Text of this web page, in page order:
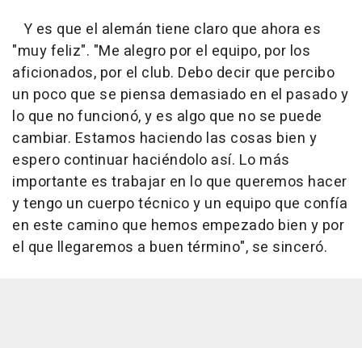
Y es que el alemán tiene claro que ahora es
"muy feliz". "Me alegro por el equipo, por los
aficionados, por el club. Debo decir que percibo
un poco que se piensa demasiado en el pasado y
lo que no funcionó, y es algo que no se puede
cambiar. Estamos haciendo las cosas bien y
espero continuar haciéndolo así. Lo más
importante es trabajar en lo que queremos hacer
y tengo un cuerpo técnico y un equipo que confía
en este camino que hemos empezado bien y por
el que llegaremos a buen término", se sinceró.